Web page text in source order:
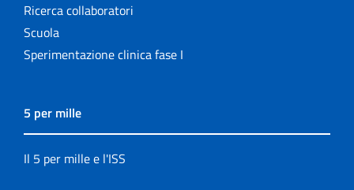
Ricerca collaboratori
Scuola
Sperimentazione clinica fase I
5 per mille
Il 5 per mille e l'ISS